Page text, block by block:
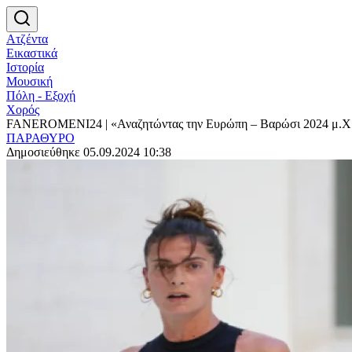
Ατζέντα
Εικαστικά
Ιστορία
Μουσική
Πόλη - Εξοχή
Χορός
FANEROMENI24 | «Αναζητώντας την Ευρώπη – Βαρώσι 2024
ΠΑΡΑΘΥΡΟ
Δημοσιεύθηκε 05.09.2024 10:38